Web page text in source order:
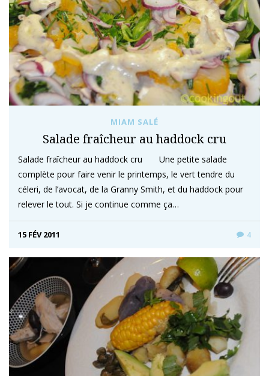
MIAM SALÉ
Salade fraîcheur au haddock cru
Salade fraîcheur au haddock cru Une petite salade
complète pour faire venir le printemps, le vert tendre du
céleri, de l’avocat, de la Granny Smith, et du haddock pour
relever le tout. Si je continue comme ça…
15 FÉV 2011 4